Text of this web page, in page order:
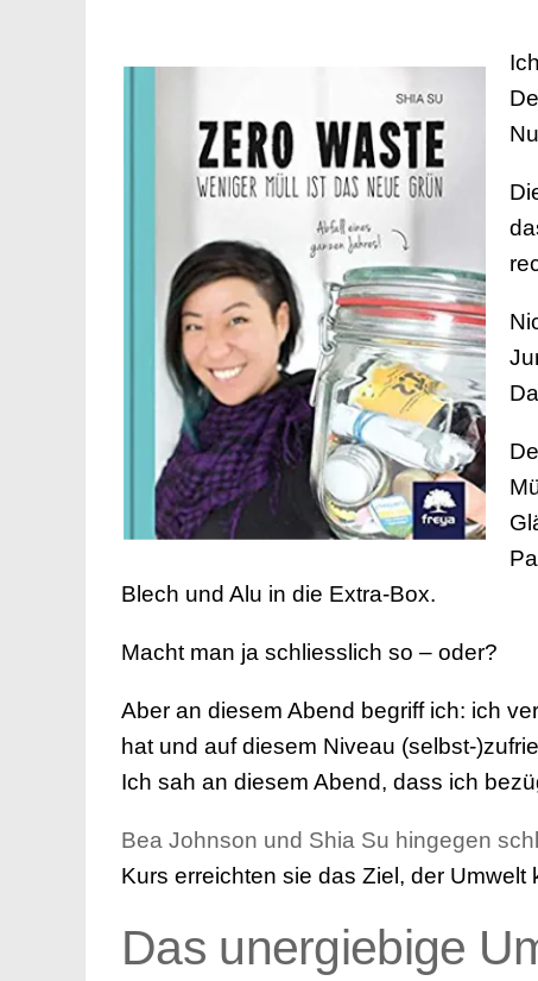
Blech und Alu in die Extra-Box.
Macht man ja schliesslich so – oder?
Aber an diesem Abend begriff ich: ich
hat und auf diesem Niveau (selbst-
Ich sah an diesem Abend, dass ich
Bea Johnson und Shia Su hingegen
Kurs erreichten sie das Ziel, der
Das unergiebige